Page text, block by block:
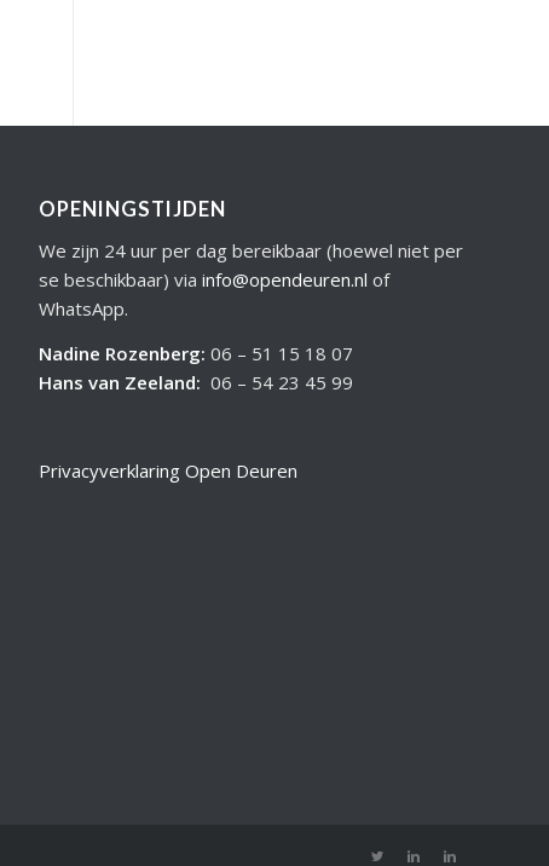
OPENINGSTIJDEN
We zijn 24 uur per dag bereikbaar (hoewel niet per
se beschikbaar) viainfo@opendeuren.nl of
WhatsApp.
Nadine Rozenberg:06 – 51 15 18 07
Hans van Zeeland:06 – 54 23 45 99
Privacyverklaring Open Deuren